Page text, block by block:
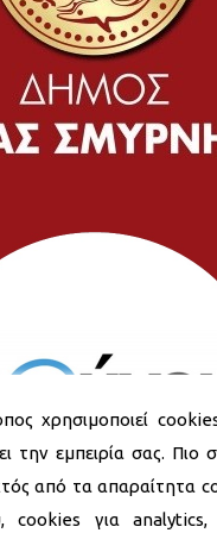
χρησιμοποιεί
την εμπειρία σας. Πιο
από τα απαραίτητα
cookies για analytics,